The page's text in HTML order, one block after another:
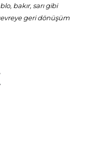
bakır, sarı gibi
geri dönüşüm